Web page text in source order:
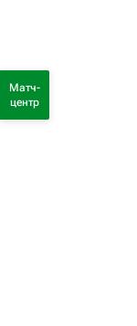
Матч-
центр